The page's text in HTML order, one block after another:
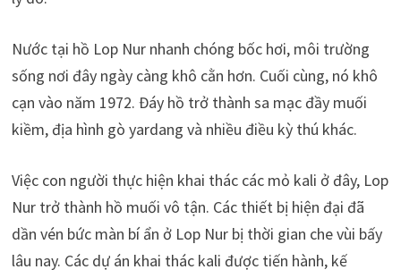
Nước tại hồ Lop Nur nhanh chóng bốc hơi, môi trường
sống nơi đây ngày càng khô cằn hơn. Cuối cùng, nó khô
cạn vào năm 1972. Đáy hồ trở thành sa mạc đầy muối
kiềm, địa hình gò yardang và nhiều điều kỳ thú khác.
Việc con người thực hiện khai thác các mỏ kali ở đây, Lop
Nur trở thành hồ muối vô tận. Các thiết bị hiện đại đã
dần vén bức màn bí ẩn ở Lop Nur bị thời gian che vùi bấy
lâu nay. Các dự án khai thác kali được tiến hành, kế